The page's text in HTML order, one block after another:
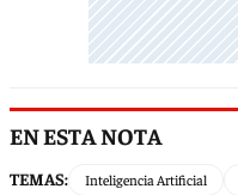
EN ESTA NOTA
TEMAS: Inteligencia Artificial